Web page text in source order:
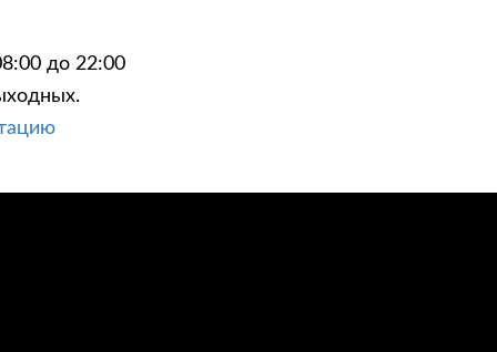
до 22:00